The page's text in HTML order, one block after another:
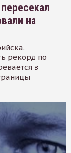
на
рекорд по
в